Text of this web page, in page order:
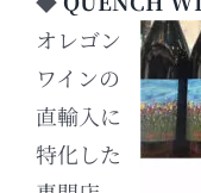
オレゴン
ワインの
直輸入に
特化した